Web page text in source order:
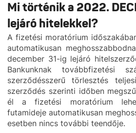
Mi történik a 2022.
lejáró hitelekkel?
A fizetési moratórium
automatikusan
december 31-ig lejáró
Bankunknak továbbfizetési
szerződésszerű törlesztés
szerződés szerinti időben
él a fizetési moratórium
futamideje automatikusan
esetben nincs további teendője.